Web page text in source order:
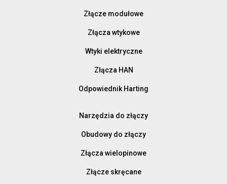
Złącze modułowe
Złącza wtykowe
Wtyki elektryczne
Złącza HAN
Odpowiednik Harting
Narzędzia do złączy
Obudowy do złączy
Złącza wielopinowe
Złącze skręcane